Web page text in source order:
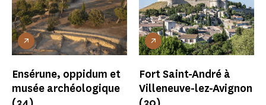
Ensérune, oppidum et
musée archéologique
Fort Saint-André à
Villeneuve-lez-Avignon